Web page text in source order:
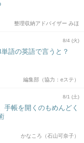
整理収納アドバイザー みほ
8/4 (火)
語の英語で言うと？
編集部（協力：eステ）
8/1 (土)
手帳を開くのもめんどく
かなころ（石山可奈子）